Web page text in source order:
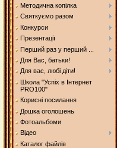
Методична копілка
Святкуємо разом
Конкурси
Презентації
Перший раз у перший ...
Для Вас, батьки!
Для вас, любі діти!
Школа "Успіх в Інтернет
PRO100"
Корисні посилання
Дошка оголошень
Фотоальбоми
Відео
Каталог файлів